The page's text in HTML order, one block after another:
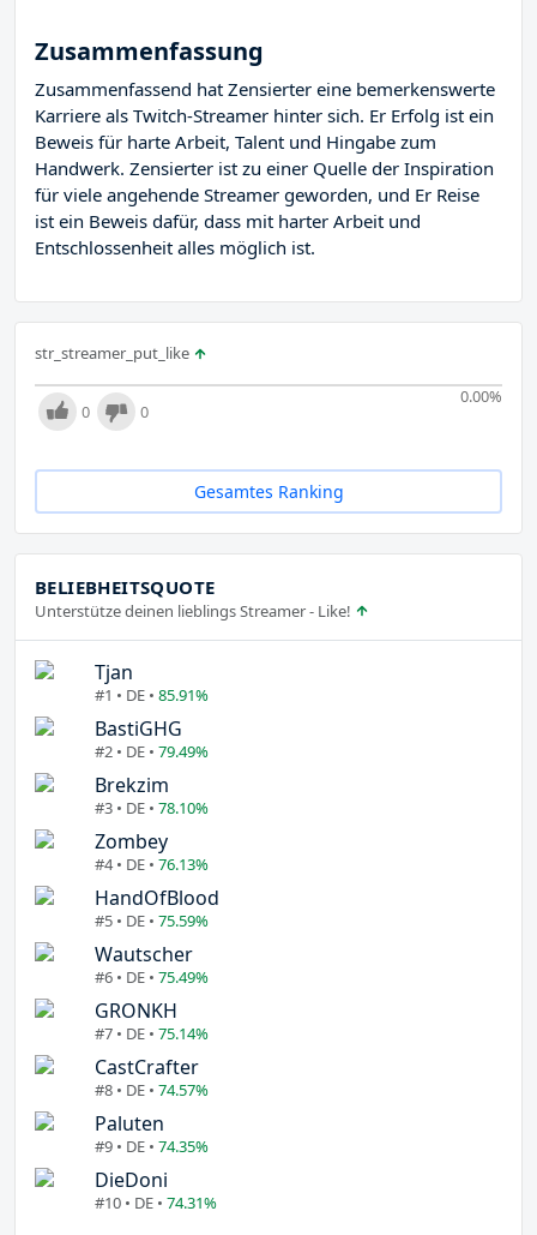
Zusammenfassung
Zusammenfassend hat Zensierter eine bemerkenswerte
Karriere als Twitch-Streamer hinter sich. Er Erfolg ist ein
Beweis für harte Arbeit, Talent und Hingabe zum
Handwerk. Zensierter ist zu einer Quelle der Inspiration
für viele angehende Streamer geworden, und Er Reise
ist ein Beweis dafür, dass mit harter Arbeit und
Entschlossenheit alles möglich ist.
str_streamer_put_like
0.00%
0 0
Gesamtes Ranking
BELIEBHEITSQUOTE
Unterstütze deinen lieblings Streamer - Like!
Tjan
#1 • DE • 85.91%
BastiGHG
#2 • DE • 79.49%
Brekzim
#3 • DE • 78.10%
Zombey
#4 • DE • 76.13%
HandOfBlood
#5 • DE • 75.59%
Wautscher
#6 • DE • 75.49%
GRONKH
#7 • DE • 75.14%
CastCrafter
#8 • DE • 74.57%
Paluten
#9 • DE • 74.35%
DieDoni
#10 • DE • 74.31%